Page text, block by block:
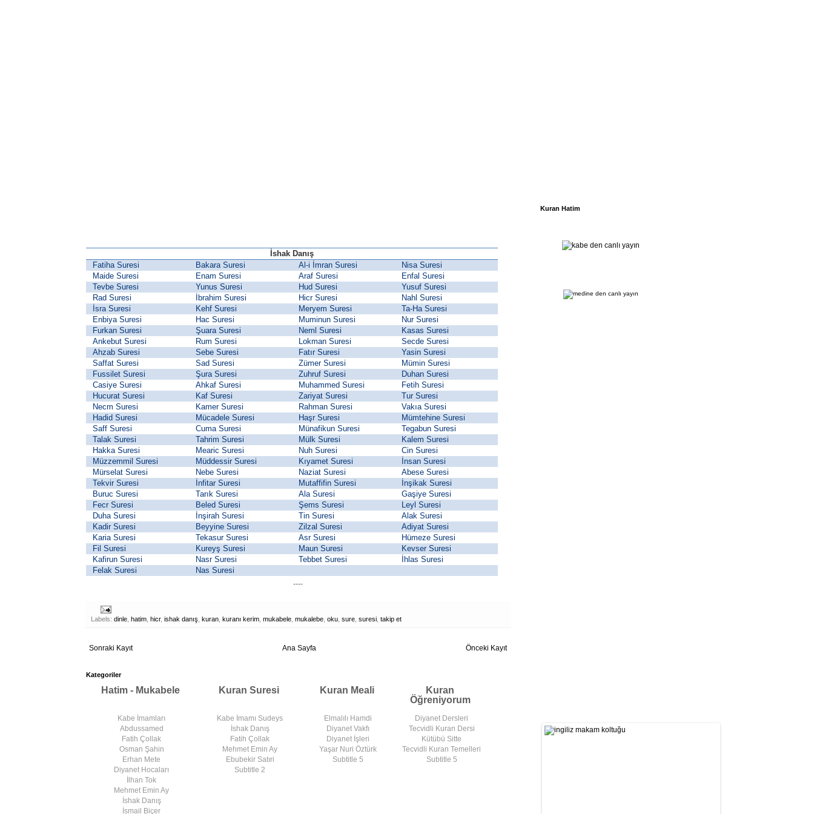
İshak Danış
Fatiha Suresi
Bakara Suresi Al-i İmran Suresi
Nisa Suresi
Maide Suresi
Enam Suresi Araf Suresi
Enfal Suresi
Tevbe Suresi
Yunus Suresi Hud Suresi
Yusuf Suresi
Rad Suresi
İbrahim Suresi Hicr Suresi
Nahl Suresi
İsra Suresi
Kehf Suresi Meryem Suresi
Ta-Ha Suresi
Enbiya Suresi
Hac Suresi Muminun Suresi
Nur Suresi
Furkan Suresi
Şuara Suresi Neml Suresi
Kasas Suresi
Ankebut Suresi
Rum Suresi Lokman Suresi
Secde Suresi
Ahzab Suresi
Sebe Suresi Fatır Suresi
Yasin Suresi
Saffat Suresi
Sad Suresi Zümer Suresi
Mümin Suresi
Fussilet Suresi
Şura Suresi Zuhruf Suresi
Duhan Suresi
Casiye Suresi
Ahkaf Suresi Muhammed Suresi
Fetih Suresi
Hucurat Suresi
Kaf Suresi Zariyat Suresi
Tur Suresi
Necm Suresi
Kamer Suresi Rahman Suresi
Vakıa Suresi
Hadid Suresi
Mücadele Suresi Haşr Suresi
Mümtehine Suresi
Saff Suresi
Cuma Suresi Münafikun Suresi
Tegabun Suresi
Talak Suresi
Tahrim Suresi Mülk Suresi
Kalem Suresi
Hakka Suresi
Mearic Suresi Nuh Suresi
Cin Suresi
Müzzemmil Suresi
Müddessir Suresi Kıyamet Suresi
İnsan Suresi
Mürselat Suresi
Nebe Suresi Naziat Suresi
Abese Suresi
Tekvir Suresi
İnfitar Suresi Mutaffifin Suresi
İnşikak Suresi
Buruc Suresi
Tarık Suresi Ala Suresi
Gaşiye Suresi
Fecr Suresi
Beled Suresi Şems Suresi
Leyl Suresi
Duha Suresi
İnşirah Suresi Tin Suresi
Alak Suresi
Kadir Suresi
Beyyine Suresi Zilzal Suresi
Adiyat Suresi
Karia Suresi
Tekasur Suresi Asr Suresi
Hümeze Suresi
Fil Suresi
Kureyş Suresi Maun Suresi
Kevser Suresi
Kafirun Suresi
Nasr Suresi Tebbet Suresi
İhlas Suresi
Felak Suresi
Nas Suresi
----
Labels: dinle hatim hicr, ishak danış kuran kuranı kerim mukabele mukalebe oku sure suresi takip et
Sonraki Kayıt Önceki Kayıt
Ana Sayfa
Kategoriler
Hatim - Mukabele Kuran Suresi Kuran Meali
Kuran
Öğreniyorum
Kabe İmamları
Abdussamed
Fatih Çollak
Osman Şahin
Erhan Mete
Diyanet Hocaları
İlhan Tok
Mehmet Emin Ay
İshak Danış
İsmail Biçer
Kabe İmamı Sudeys
İshak Danış
Fatih Çollak
Mehmet Emin Ay
Ebubekir Satıri
Subtitle 2
Elmalılı Hamdi
Diyanet Vakfı
Diyanet İşleri
Yaşar Nuri Öztürk
Subtitle 5
Diyanet Dersleri
Tecvidli Kuran Dersi
Kütübü Sitte
Tecvidli Kuran Temelleri
Subtitle 5
Kuran Hatim